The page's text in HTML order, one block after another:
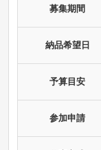
募集期間
納品希望日
予算目安
参加申請